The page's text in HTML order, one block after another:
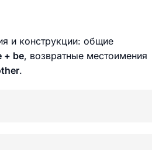
и конструкции: общие
+ be, возвратные местоимения
.